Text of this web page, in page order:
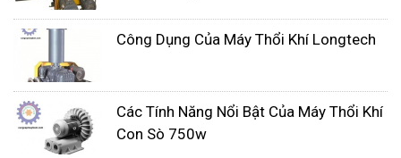
Máy thổi khí con sòđược thiết kế với cánh
quạt ly tâm, giúp máy chống rung lắc trong
quá trình hoạt động.
Thân máy được làm bằng hợp kim nhôm cao
cấp chống gỉ sét, đồng thời hệ thống thông
gió tản nhiệt thiết kế hợp lý giúp cho máy
Công Dụng Của Máy Thổi Khí Longtech
Các Tính Năng Nổi Bật Của Máy Thổi Khí
Con Sò 750w